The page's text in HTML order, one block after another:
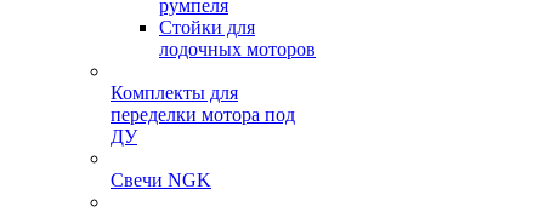
румпеля
Стойки для
лодочных моторов
Комплекты для
переделки мотора под
ДУ
Свечи NGK